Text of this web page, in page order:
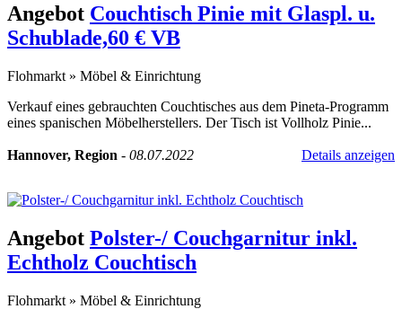
Angebot Couchtisch Pinie mit Glaspl. u.
Schublade,60 € VB
Flohmarkt » Möbel & Einrichtung
Verkauf eines gebrauchten Couchtisches aus dem Pineta-Programm
eines spanischen Möbelherstellers. Der Tisch ist Vollholz Pinie...
Hannover, Region - 08.07.2022 Details anzeigen
Angebot Polster-/ Couchgarnitur inkl.
Echtholz Couchtisch
Flohmarkt » Möbel & Einrichtung